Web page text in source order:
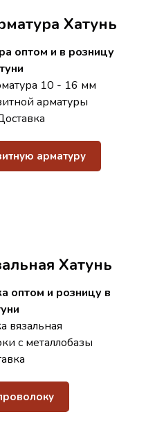
Хатунь
оптом и в розницу
10 - 16 мм
арматуры
арматуру
Хатунь
оптом и розницу в
вязальная
с металлобазы